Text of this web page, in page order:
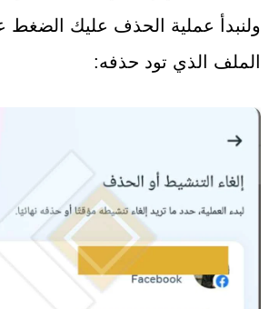
ولنبدأ عملية الحذف عليك
الملف الذي تود حذفه: